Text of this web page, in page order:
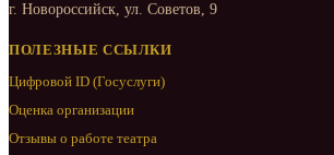
г. Новороссийск, ул. Советов, 9
ПОЛЕЗНЫЕ ССЫЛКИ
Цифровой ID (Госуслуги)
Оценка организации
Отзывы о работе театра